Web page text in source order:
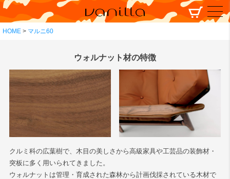
HOME マルニ60
ウォルナット材の特徴
クルミ科の広葉樹で、木目の美しさから高級家具や工芸品の装飾材・
突板に多く用いられてきました。
ウォルナットは管理・育成された森林から計画伐採されている木材で